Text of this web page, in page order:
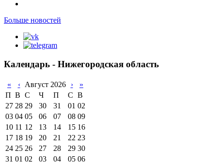
Больше новостей
Календарь - Нижегородская область
« ‹ Август 2026 ›
»
П В С Ч П С В
27 28 29 30 31 01 02
03 04 05 06 07 08 09
10 11 12 13 14 15 16
17 18 19 20 21 22 23
24 25 26 27 28 29 30
31 01 02 03 04 05 06